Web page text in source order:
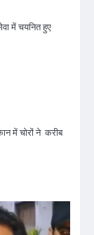
में चयनित हुए
में चोरों ने करीब